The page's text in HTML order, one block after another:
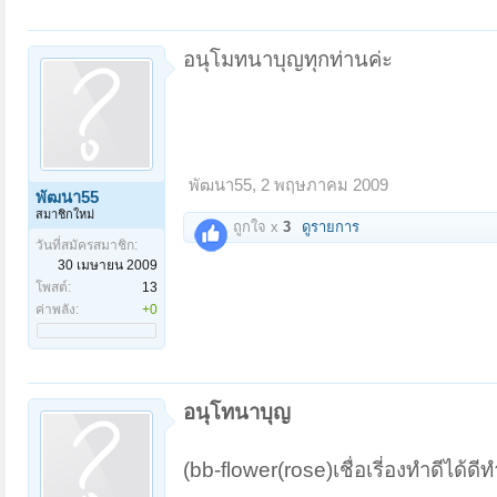
พัฒนา55
สมาชิกใหม่
วันที่สมัครสมาชิก:
30 เมษายน 2009
โพสต์:
13
ค่าพลัง:
+0
อนุโมทนาบุญทุกท่านค่ะ
พัฒนา55, 2 พฤษภาคม 2009
ถูกใจ x 3 ดูรายการ
อนุโทนาบุญ
(bb-flower(rose)เชื่อเรี่องทำดีได้ดี